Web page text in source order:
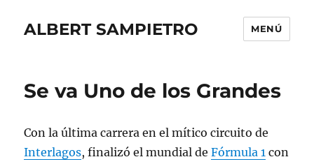
ALBERT SAMPIETRO MENÚ
Se va Uno de los Grandes
Con la última carrera en el mítico circuito de
Interlagos, finalizó el mundial deFórmula 1 con